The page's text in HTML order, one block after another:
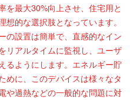
を最大30%向上させ、住宅用と
想的な選択肢となっています。
の設置は簡単で、直感的なイン
リアルタイムに監視し、ユーザ
るようにします。エネルギー貯
めに、このデバイスは様々なタ
や過熱などの一般的な問題に対